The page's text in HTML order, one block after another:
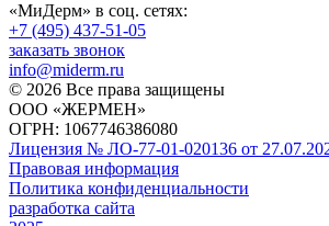
«МиДерм» в соц. сетях:
+7 (495) 437-51-05
заказать звонок
info@miderm.ru
© 2026 Все права защищены
ООО «ЖЕРМЕН»
ОГРН: 1067746386080
Лицензия № ЛО-77-01-020136 от
Правовая информация
Политика конфиденциальности
разработка сайта